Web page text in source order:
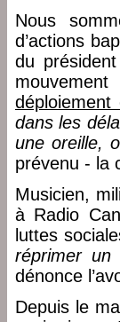
Nous
d’actions
du
dans les
une oreille,
prévenu - la
Musicien,
à Radio
luttes
réprimer un
dénonce
Depuis le